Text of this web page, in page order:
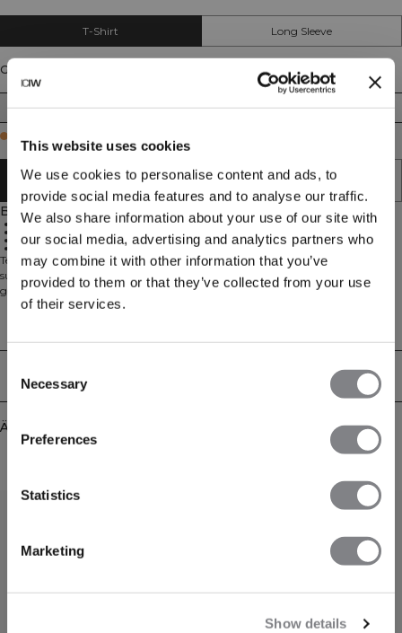
This website uses cookies
We use cookies to personalise content and ads, to
provide social media features and to analyse our traffic.
We also share information about your use of our site with
our social media, advertising and analytics partners who
may combine it with other information that you’ve
provided to them or that they’ve collected from your use
of their services.
Selection
Necessary
Preferences
Statistics
Marketing
Show details
T-Shirt Long Sleeve
Größe
XS S M L XL XXL
IN DEN WARENKORB LEGEN
Beschreibung
40 % Polyamid, 20 % Elastan, 40 % Polyester
Nahtloses Material
Athletische Passform
Dehnbar
Teil der Essence Seamless Kollektion, vereint dieses körperbetonte T-Shirt eine
superweiche, dehnbare Haptik mit nahtloser Konstruktion für eine
geschmeidige und schmeichelhafte Passform. Perfekt für Athleisure im
Alltag, zum Layern oder für leichte Trainingseinheiten – es bewegt sich mit
Lieferung & Rückgabe
Ähnliche Produkte